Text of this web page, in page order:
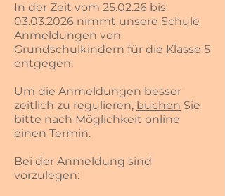
In der Zeit vom 25.02.26 bis
03.03.2026 nimmt unsere Schule
Anmeldungen von
Grundschulkindern für die Klasse 5
entgegen.
Um die Anmeldungen besser
zeitlich zu regulieren, buchen Sie
bitte nach Möglichkeit online
einen Termin.
Bei der Anmeldung sind
vorzulegen: